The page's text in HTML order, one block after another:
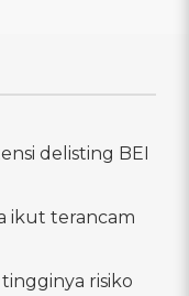
delisting BEI
ikut terancam
risiko